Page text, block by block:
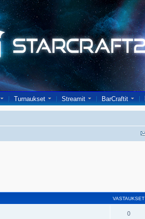
Turnaukset Streamit BarCraftit
VASTAUKSET
0